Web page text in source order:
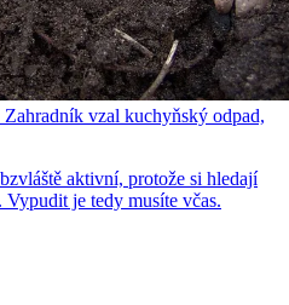
vzal kuchyňský odpad,
aktivní, protože si hledají
je tedy musíte včas.